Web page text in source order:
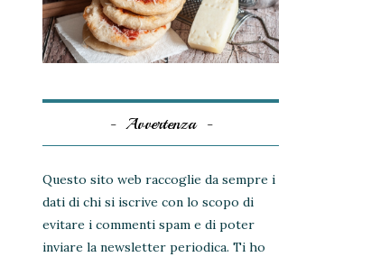
Avvertenza
Questo sito web raccoglie da sempre i
dati di chi si iscrive con lo scopo di
evitare i commenti spam e di poter
inviare la newsletter periodica. Ti ho